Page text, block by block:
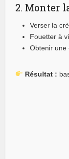
2. Monter
Verser la
Fouetter à
Obtenir une
Résultat :